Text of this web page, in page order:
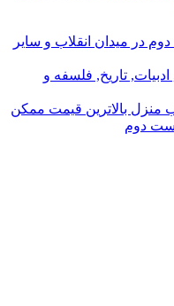
در میدان انقلاب و سایر
تاریخ, فلسفه و
منزل بالاترین قیمت ممکن
دوم